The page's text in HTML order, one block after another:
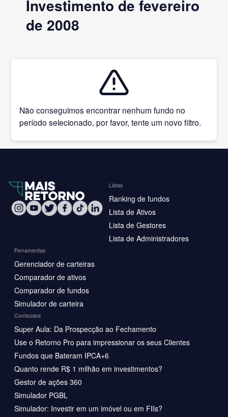
Investimento de fevereiro
de 2008
Não conseguimos encontrar nenhum fundo no
período selecionado, por favor, tente um novo filtro.
Listas
Ranking de fundos
Lista de Ativos
Lista de Gestores
Lista de Administradores
Ferramentas
Gerenciador de carteiras
Comparador de ativos
Comparador de fundos
Simulador de carteira
Conteúdos
Super Aula: Da Prospecção ao Fechamento
Use o Retorno Pro para impressionar os seus Clientes
Fundos que Bateram IPCA+6
Quanto rende R$ 1 milhão em investimentos?
Gestor de ações 360
Simulador PGBL
Simulador: Investir em um imóvel ou em FIIs?